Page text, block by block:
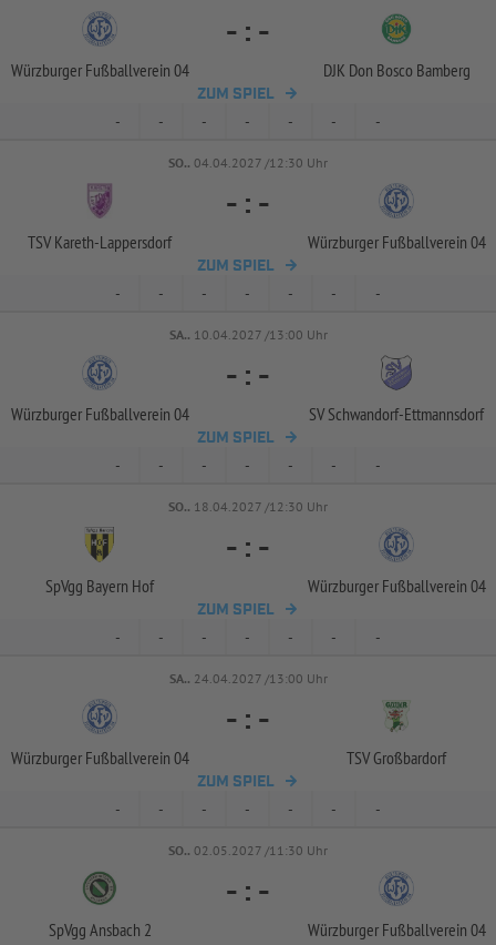
Würzburger Fußballverein 04
- : -
DJK Don Bosco Bamberg
ZUM SPIEL
- - - - - - -
SO.. 04.04.2027 /12:30 Uhr
TSV Kareth-Lappersdorf
- : -
Würzburger Fußballverein 04
ZUM SPIEL
- - - - - - -
SA.. 10.04.2027 /13:00 Uhr
Würzburger Fußballverein 04
- : -
SV Schwandorf-Ettmannsdorf
ZUM SPIEL
- - - - - - -
SO.. 18.04.2027 /12:30 Uhr
SpVgg Bayern Hof
- : -
Würzburger Fußballverein 04
ZUM SPIEL
- - - - - - -
SA.. 24.04.2027 /13:00 Uhr
Würzburger Fußballverein 04
- : -
TSV Großbardorf
ZUM SPIEL
- - - - - - -
SO.. 02.05.2027 /11:30 Uhr
SpVgg Ansbach 2
- : -
Würzburger Fußballverein 04